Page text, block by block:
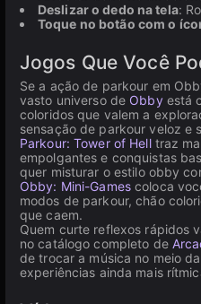
Deslizar o dedo na tela:
Toque no botão com o
Jogos Que Você
Se a ação de parkour em
vasto universo de Obbyestá
coloridos que valem a
sensação de parkour veloz e
Parkour: Tower of Helltraz
empolgantes e conquistas
quer misturar o estilo obby
Obby: Mini-Gamescoloca
modos de parkour, chão
que caem.
Quem curte reflexos rápidos
no catálogo completo de
de trocar a música no meio
experiências ainda mais